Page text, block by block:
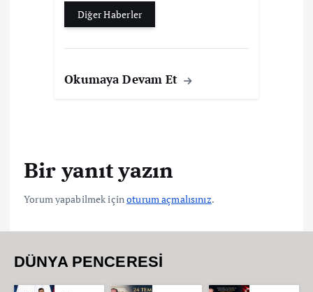
Diğer Haberler
Okumaya Devam Et
Bir yanıt yazın
Yorum yapabilmek içinoturum açmalısınız.
DÜNYA PENCERESİ